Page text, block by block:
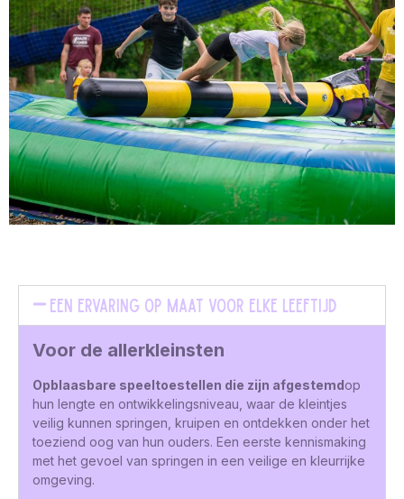
Een ervaring op maat voor elke leeftijd
Voor de allerkleinsten
Opblaasbare speeltoestellen die zijn afgestemdop
hun lengte en ontwikkelingsniveau, waar de kleintjes
veilig kunnen springen, kruipen en ontdekken onder het
toeziend oog van hun ouders. Een eerste kennismaking
met het gevoel van springen in een veilige en kleurrijke
omgeving.